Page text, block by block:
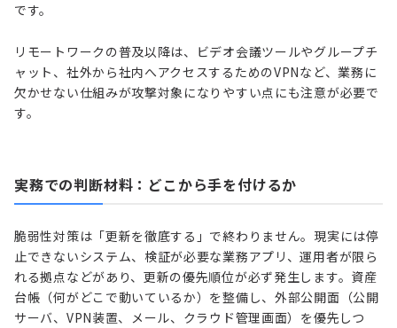
です。
リモートワークの普及以降は、ビデオ会議ツールやグループチ
ャット、社外から社内へアクセスするためのVPNなど、業務に
欠かせない仕組みが攻撃対象になりやすい点にも注意が必要で
す。
実務での判断材料：どこから手を付けるか
脆弱性対策は「更新を徹底する」で終わりません。現実には停
止できないシステム、検証が必要な業務アプリ、運用者が限ら
れる拠点などがあり、更新の優先順位が必ず発生します。資産
台帳（何がどこで動いているか）を整備し、外部公開面（公開
サーバ、VPN装置、メール、クラウド管理画面）を優先しつ